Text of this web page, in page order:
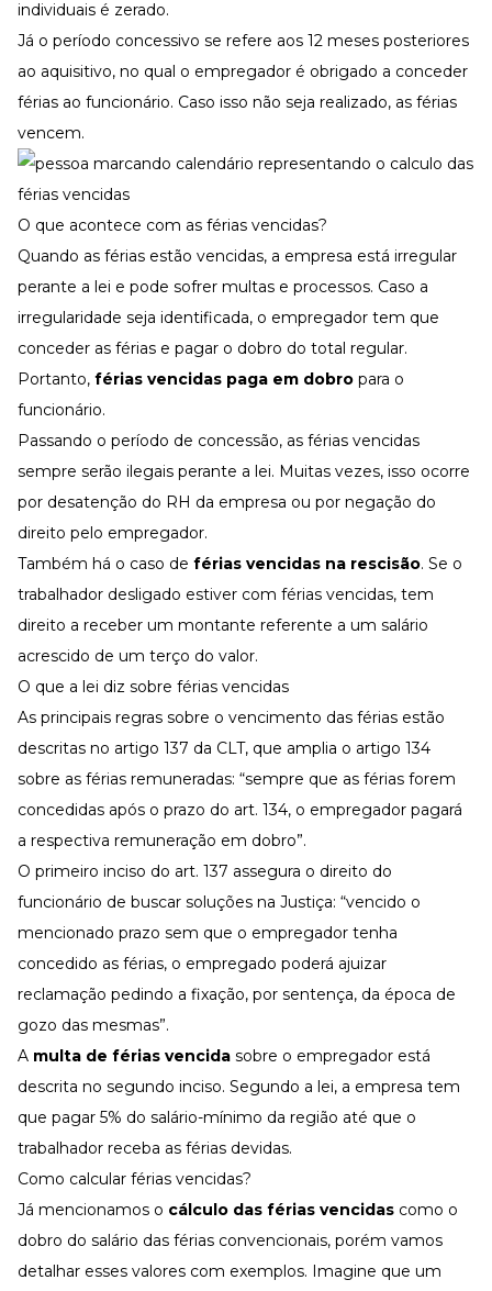
individuais é zerado.
Já o período concessivo se refere aos 12 meses posteriores
ao aquisitivo, no qual o empregador é obrigado a conceder
férias ao funcionário. Caso isso não seja realizado, as férias
vencem.
O que acontece com as férias vencidas?
Quando as férias estão vencidas, a empresa está irregular
perante a lei e pode sofrer multas e processos. Caso a
irregularidade seja identificada, o empregador tem que
conceder as férias e pagar o dobro do total regular.
Portanto, férias vencidas paga em dobro para o
funcionário.
Passando o período de concessão, as férias vencidas
sempre serão ilegais perante a lei. Muitas vezes, isso ocorre
por desatenção do RH da empresa ou por negação do
direito pelo empregador.
Também há o caso de férias vencidas na rescisão. Se o
trabalhador desligado estiver com férias vencidas, tem
direito a receber um montante referente a um salário
acrescido de um terço do valor.
O que a lei diz sobre férias vencidas
As principais regras sobre o vencimento das férias estão
descritas no artigo 137 da CLT, que amplia o artigo 134
sobre as férias remuneradas: “sempre que as férias forem
concedidas após o prazo do art. 134, o empregador pagará
a respectiva remuneração em dobro”.
O primeiro inciso do art. 137 assegura o direito do
funcionário de buscar soluções na Justiça: “vencido o
mencionado prazo sem que o empregador tenha
concedido as férias, o empregado poderá ajuizar
reclamação pedindo a fixação, por sentença, da época de
gozo das mesmas”.
A multa de férias vencida sobre o empregador está
descrita no segundo inciso. Segundo a lei, a empresa tem
que pagar 5% do salário-mínimo da região até que o
trabalhador receba as férias devidas.
Como calcular férias vencidas?
Já mencionamos o cálculo das férias vencidas como o
dobro do salário das férias convencionais, porém vamos
detalhar esses valores com exemplos. Imagine que um